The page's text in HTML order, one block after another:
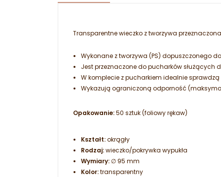
Transparentne wieczko z tworzywa
Wykonane z tworzywa (PS) dopuszczonego
Jest przeznaczone do pucharków służących
W komplecie z pucharkiem idealnie
Wykazują ograniczoną odporność
Opakowanie:50 sztuk (foliowy rękaw)
Kształt:okrągły
Rodzaj:wieczko/pokrywka wypukła
Wymiary: ∅ 95 mm
Kolor:transparentny